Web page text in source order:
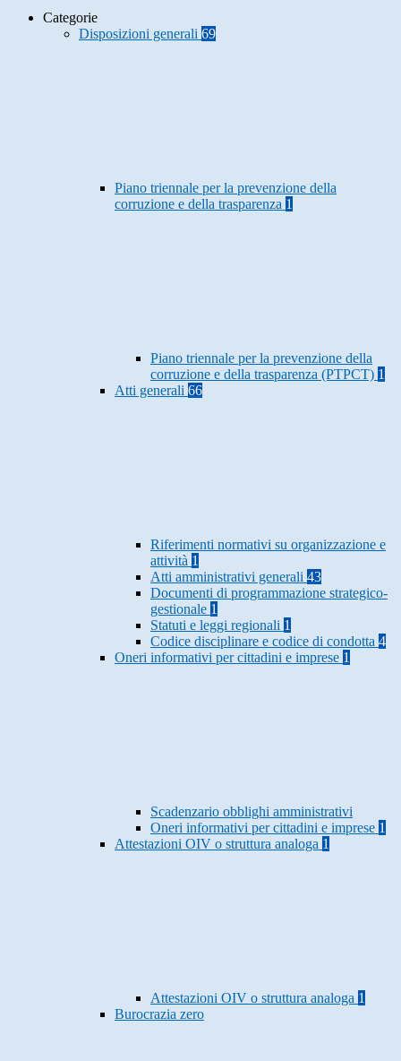
Categorie
Disposizioni generali 69
Piano triennale per la prevenzione della
corruzione e della trasparenza 1
Piano triennale per la prevenzione della
corruzione e della trasparenza (PTPCT) 1
Atti generali 66
Riferimenti normativi su organizzazione e
attività 1
Atti amministrativi generali 43
Documenti di programmazione strategico-
gestionale 1
Statuti e leggi regionali 1
Codice disciplinare e codice di condotta 4
Oneri informativi per cittadini e imprese 1
Scadenzario obblighi amministrativi
Oneri informativi per cittadini e imprese 1
Attestazioni OIV o struttura analoga 1
Attestazioni OIV o struttura analoga 1
Burocrazia zero